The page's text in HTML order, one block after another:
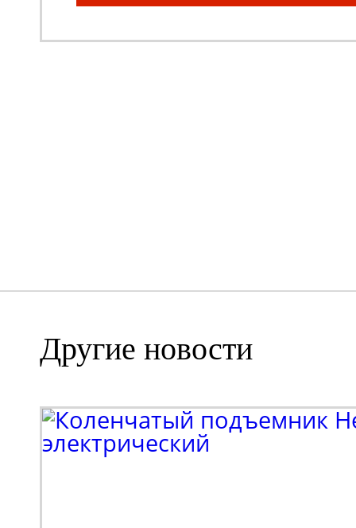
Другие новости